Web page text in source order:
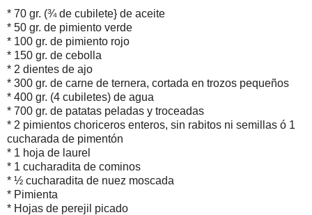
* 70 gr. (¾ de cubilete} de aceite
* 50 gr. de pimiento verde
* 100 gr. de pimiento rojo
* 150 gr. de cebolla
* 2 dientes de ajo
* 300 gr. de carne de ternera, cortada en trozos pequeños
* 400 gr. (4 cubiletes) de agua
* 700 gr. de patatas peladas y troceadas
* 2 pimientos choriceros enteros, sin rabitos ni semillas ó 1
cucharada de pimentón
* 1 hoja de laurel
* 1 cucharadita de cominos
* ½ cucharadita de nuez moscada
* Pimienta
* Hojas de perejil picado